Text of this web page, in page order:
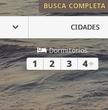
BUSCA COMPLETA
CIDADES
Dormitórios
1 2 3 4+